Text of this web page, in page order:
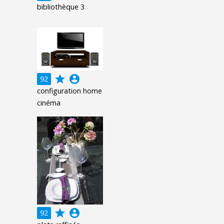
bibliothèque 3
92 grade account_circle
configuration home
cinéma
92 grade account_circle